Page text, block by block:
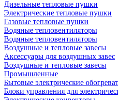
Дизельные тепловые пушки
Электрические тепловые пушки
Газовые тепловые пушки
Водяные тепловентиляторы
Водяные тепловентиляторы
Воздушные и тепловые завесы
Аксессуары для воздушных завес
Воздушные и тепловые завесы
Промышленные
Бытовые электрические
Блоки управления для